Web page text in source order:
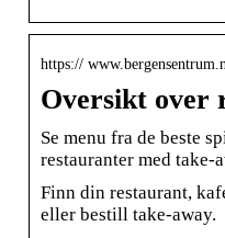
https://
Oversikt over
Se menu fra de beste
restauranter med take-
Finn din restaurant,
eller bestill take-away.